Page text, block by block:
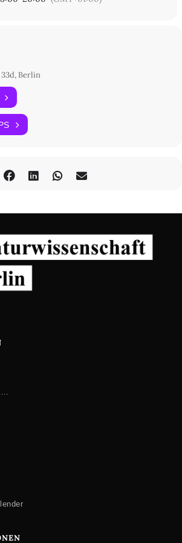
Berlin